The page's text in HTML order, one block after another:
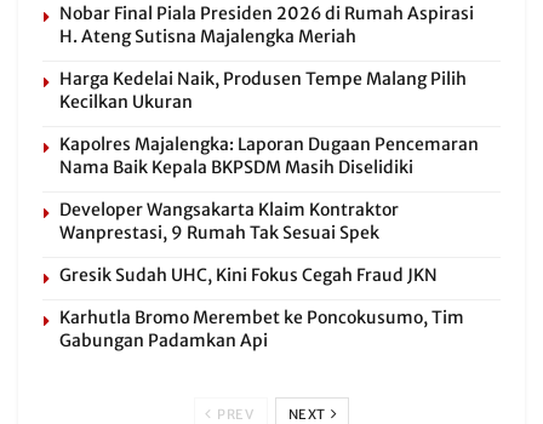
Nobar Final Piala Presiden 2026 di Rumah Aspirasi
H. Ateng Sutisna Majalengka Meriah
Harga Kedelai Naik, Produsen Tempe Malang Pilih
Kecilkan Ukuran
Kapolres Majalengka: Laporan Dugaan Pencemaran
Nama Baik Kepala BKPSDM Masih Diselidiki
Developer Wangsakarta Klaim Kontraktor
Wanprestasi, 9 Rumah Tak Sesuai Spek
Gresik Sudah UHC, Kini Fokus Cegah Fraud JKN
Karhutla Bromo Merembet ke Poncokusumo, Tim
Gabungan Padamkan Api
PREV NEXT